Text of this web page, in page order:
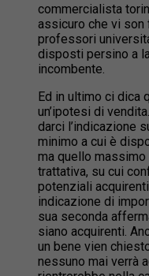
commercialista
assicuro che vi
professori
disposti persino a
incombente.
Ed in ultimo ci dica
un’ipotesi di
darci l’indicazione
minimo a cui è
ma quello
trattativa, su cui
potenziali
indicazione di
sua seconda
siano acquirenti.
un bene vien
nessuno mai verrà